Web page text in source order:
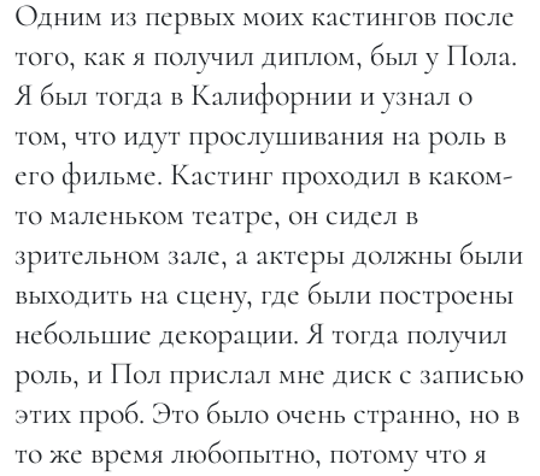
Одним из первых моих кастингов после
того, как я получил диплом, был у Пола.
Я был тогда в Калифорнии и узнал о
том, что идут прослушивания на роль в
его фильме. Кастинг проходил в каком-
то маленьком театре, он сидел в
зрительном зале, а актеры должны были
выходить на сцену, где были построены
небольшие декорации. Я тогда получил
роль, и Пол прислал мне диск с записью
этих проб. Это было очень странно, но в
то же время любопытно, потому что я